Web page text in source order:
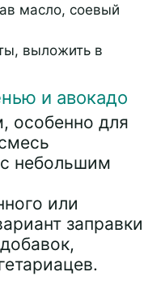
масло, соевый
выложить в
и авокадо
особенно для
небольшим
или
заправки